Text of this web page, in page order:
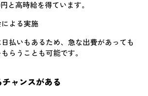
と高時給を得ています。
よる実施
払いもあるため、急な出費があっても
らうことも可能です。
ャンスがある